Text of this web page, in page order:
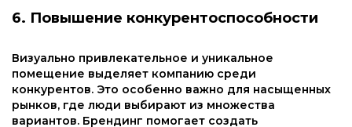
6. Повышение конкурентоспособности
Визуально привлекательное и уникальное
помещение выделяет компанию среди
конкурентов. Это особенно важно для насыщенных
рынков, где люди выбирают из множества
вариантов. Брендинг помогает создать